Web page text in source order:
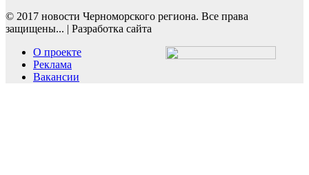
© 2017 новости Черноморского региона. Все права
защищены... | Разработка сайта
О проекте
Реклама
Вакансии